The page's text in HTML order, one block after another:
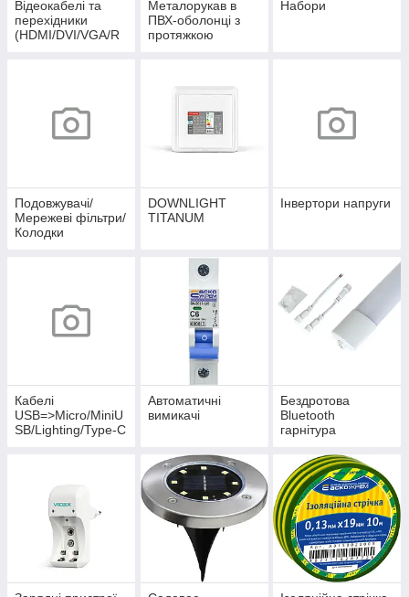
Відеокабелі та
перехідники
(HDMI/DVI/VGA/R
Металорукав в
ПВХ-оболонці з
протяжкою
Набори
Подовжувачі/
Мережеві фільтри/
Колодки
DOWNLIGHT
TITANUM
Інвертори напруги
Кабелі
USB=>Micro/MiniU
SB/Lighting/Type-C
Автоматичні
вимикачі
Бездротова
Bluetooth
гарнітура